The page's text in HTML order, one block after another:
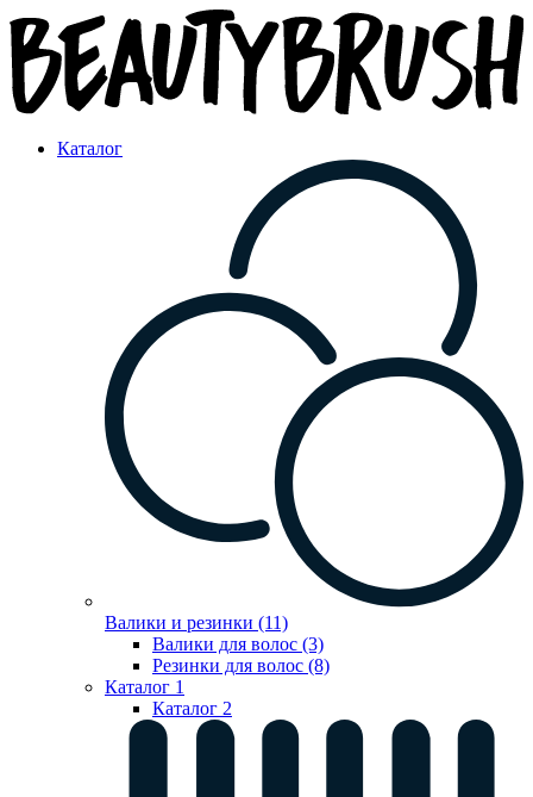
Каталог
Валики и резинки (11)
Валики для волос (3)
Резинки для волос (8)
Каталог 1
Каталог 2